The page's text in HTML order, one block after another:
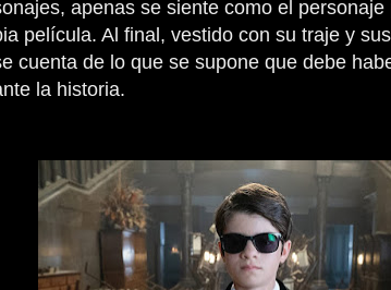
apenas se siente como el personaje
película. Al final, vestido con su traje y
cuenta de lo que se supone que debe
la historia.